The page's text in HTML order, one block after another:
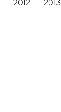
2012 2013